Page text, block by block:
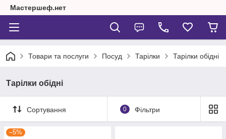
Мастершеф.нет
Товари та послуги Посуд Тарілки Тарілки обідні
Тарілки обідні
Сортування 0 Фільтри
–5%